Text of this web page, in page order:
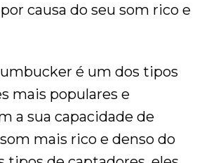
causa do seu som rico e
é um dos tipos
mais populares e
a sua capacidade de
mais rico e denso do